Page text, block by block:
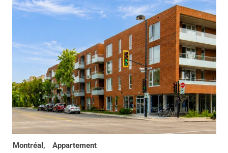
Montréal, Appartement